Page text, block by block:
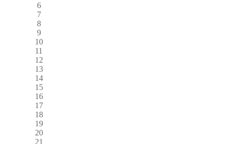
6
7
8
9
10
11
12
13
14
15
16
17
18
19
20
21